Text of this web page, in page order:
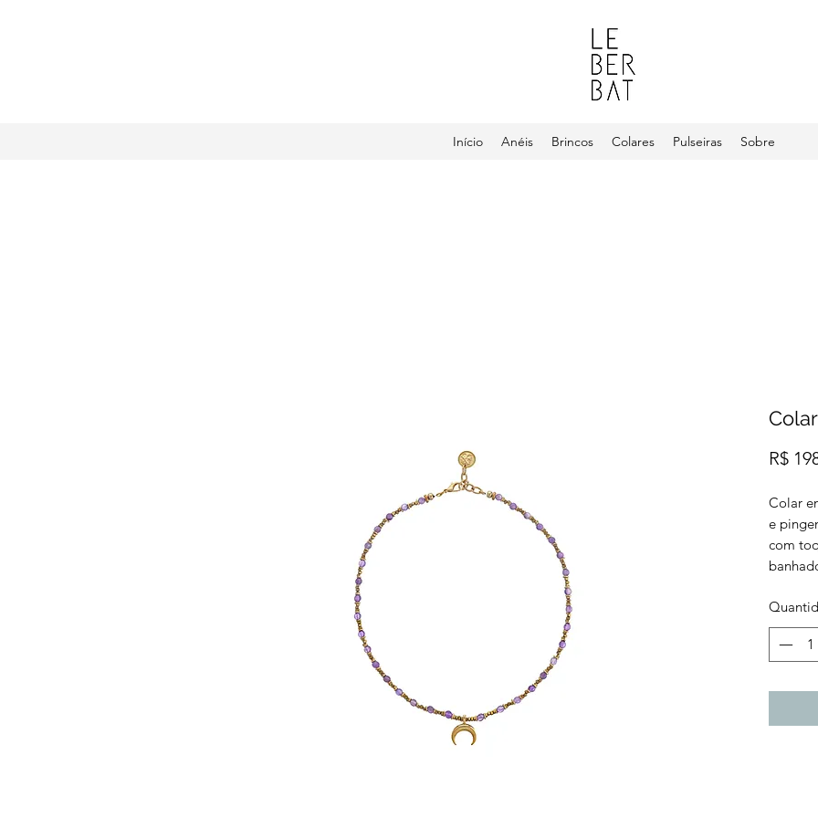
Início Anéis Brincos Colares Pulseiras Sobre
R$
Colar
e
com